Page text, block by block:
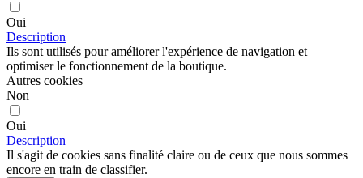
Oui
Description
Ils sont utilisés pour améliorer l'expérience de navigation et
optimiser le fonctionnement de la boutique.
Autres cookies
Non
Oui
Description
Il s'agit de cookies sans finalité claire ou de ceux que nous sommes
encore en train de classifier.